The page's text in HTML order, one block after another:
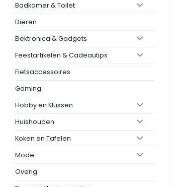
Badkamer & Toilet
Dieren
Elektronica & Gadgets
Feestartikelen & Cadeautips
Fietsaccessoires
Gaming
Hobby en Klussen
Huishouden
Koken en Tafelen
Mode
Overig